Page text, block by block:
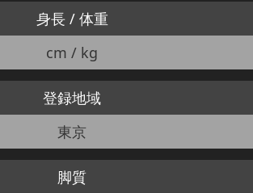
身長 / 体重
cm / kg
登録地域
東京
脚質